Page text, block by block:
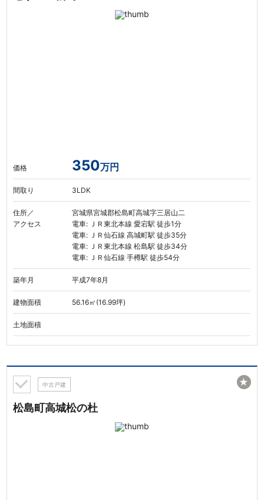
価格 350万円
間取り 3LDK
住所／
アクセス
宮城県宮城郡松島町高城字三居山二
電車: ＪＲ東北本線 愛宕駅 徒歩1分
電車: ＪＲ仙石線 高城町駅 徒歩35分
電車: ＪＲ東北本線 松島駅 徒歩34分
電車: ＪＲ仙石線 手樽駅 徒歩54分
築年月 平成7年8月
建物面積 56.16㎡(16.99坪)
土地面積
中古戸建
松島町高城松の杜
★